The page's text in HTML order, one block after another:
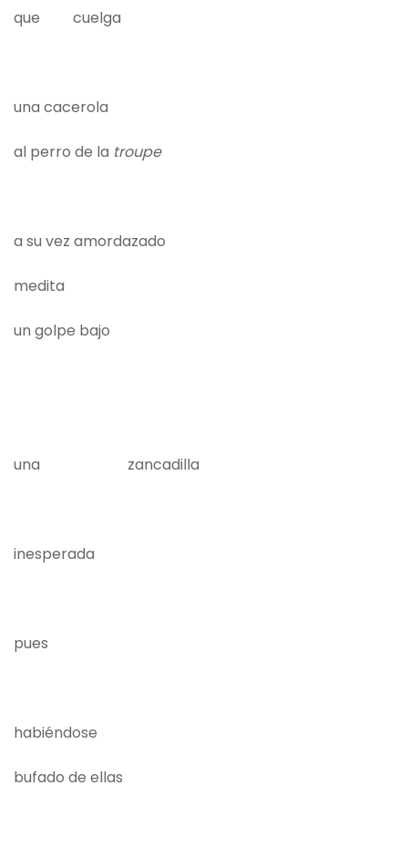
que cuelga
una cacerola
al perro de la troupe
a su vez amordazado
medita
un golpe bajo
una zancadilla
inesperada
pues
habiéndose
bufado de ellas